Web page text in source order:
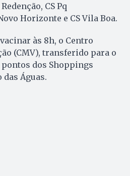
CS Pq
Horizonte e CS Vila Boa.
às 8h, o Centro
(CMV), transferido para o
pontos dos Shoppings
das Águas.